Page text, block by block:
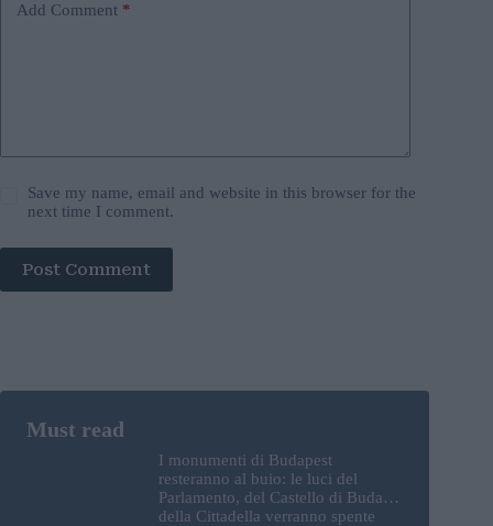
Add Comment *
Save my name, email and website in this browser for the
next time I comment.
Post Comment
I monumenti di Budapest
resteranno al buio: le luci del
Parlamento, del Castello di Buda e
della Cittadella verranno spente